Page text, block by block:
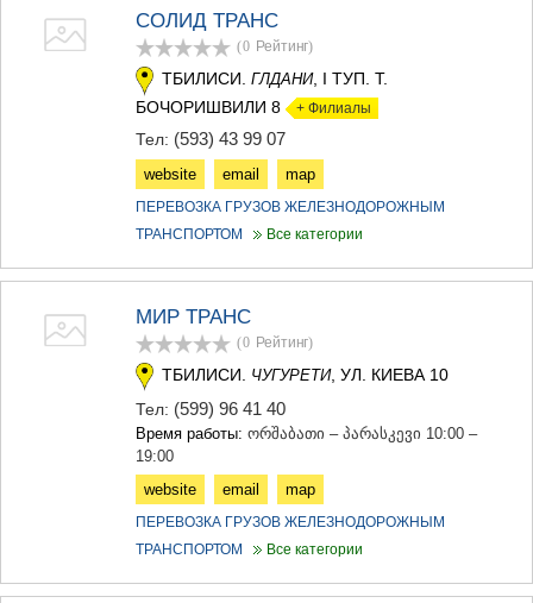
ЗУГДИДИ
ЦАЛЕНДЖИХА
САМЦХЕ-ДЖАВАХЕТИ
АСПИНДЗА
АХАЛКАЛАКИ
АБАСТУМАНИ
КВЕМО КАРТЛИ
ДМАНИСИ
СОЛИД ТРАНС
(0 Рейтинг)
ТБИЛИСИ. ГЛДАНИ, I ТУП. Т.
БОЧОРИШВИЛИ 8 + Филиалы
Тел: (593) 43 99 07
website email map
ПЕРЕВОЗКА ГРУЗОВ ЖЕЛЕЗНОДОРОЖНЫМ
ТРАНСПОРТОМ
Все категории
МИР ТРАНС
(0 Рейтинг)
ТБИЛИСИ. ЧУГУРЕТИ, УЛ. КИЕВА 10
Тел: (599) 96 41 40
Время работы: ორშაბათი – პარასკევი 10:00 –
19:00
website
email map
ПЕРЕВОЗКА ГРУЗОВ ЖЕЛЕЗНОДОРОЖНЫМ
ТРАНСПОРТОМ
Все категории